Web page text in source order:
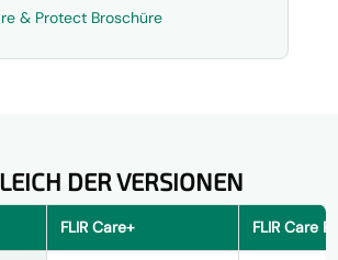
& Protect Broschüre
DER VERSIONEN
FLIR Care+ FLIR Care